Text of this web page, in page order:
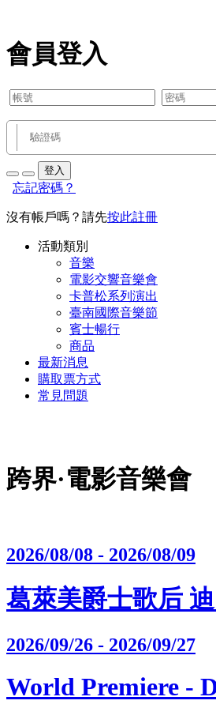
會員登入
登入
忘記密碼？
沒有帳戶嗎？請先按此註冊
活動類別
音樂
電影交響音樂會
卡普松系列演出
臺南國際音樂節
賓士暢行
商品
最新消息
購取票方式
常見問題
跨界·電影音樂會
2026/08/08 - 2026/08/09
葛萊美爵士歌后
2026/09/26 - 2026/09/27
World Premiere -